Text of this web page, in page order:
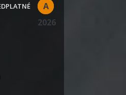
A
2026